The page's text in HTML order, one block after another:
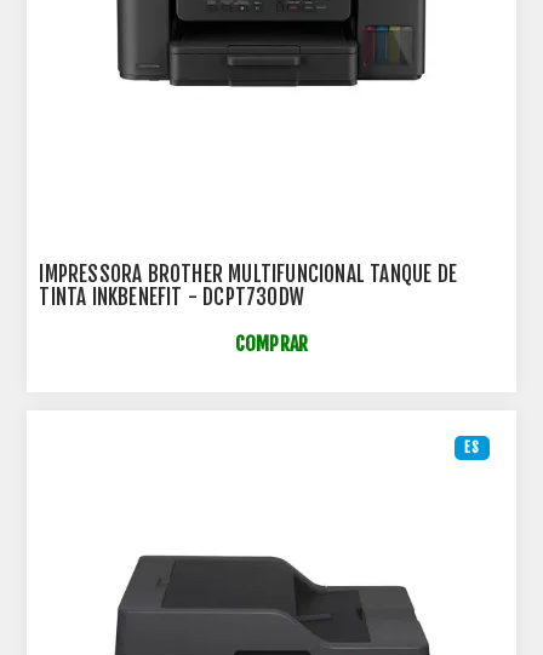
IMPRESSORA BROTHER MULTIFUNCIONAL TANQUE DE
TINTA INKBENEFIT - DCPT730DW
COMPRAR
ES